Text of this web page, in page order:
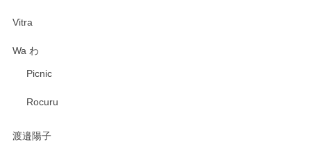
Vitra
Wa わ
Picnic
Rocuru
渡邉陽子